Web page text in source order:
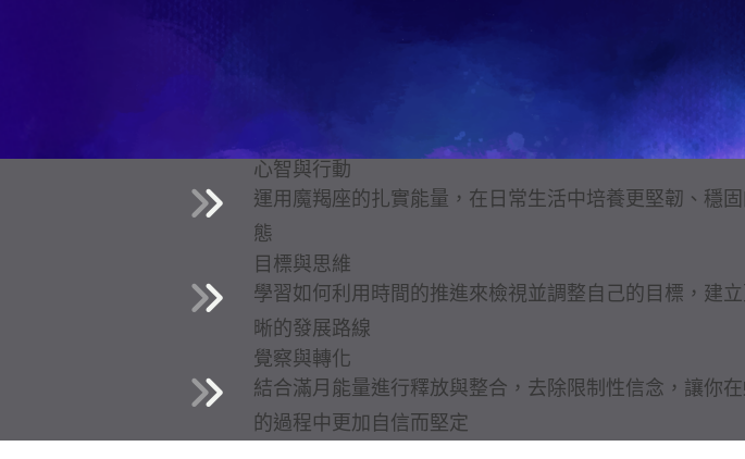
破困境、
心智與行動
運用魔羯座的扎實能量，在日常生活中培養更堅韌、穩
態
目標與思維
學習如何利用時間的推進來檢視並調整自己的目標，建
晰的發展路線
覺察與轉化
結合滿月能量進行釋放與整合，去除限制性信念，讓你
的過程中更加自信而堅定